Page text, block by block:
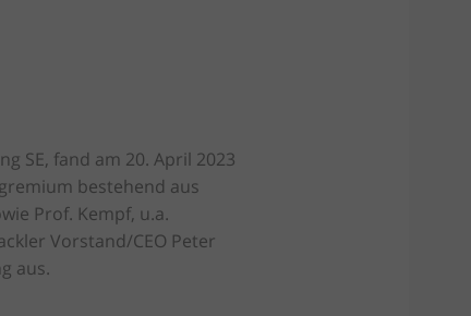
SE, fand am 20. April 2023
bestehend aus
Prof. Kempf, u.a.
Vorstand/CEO Peter
aus.